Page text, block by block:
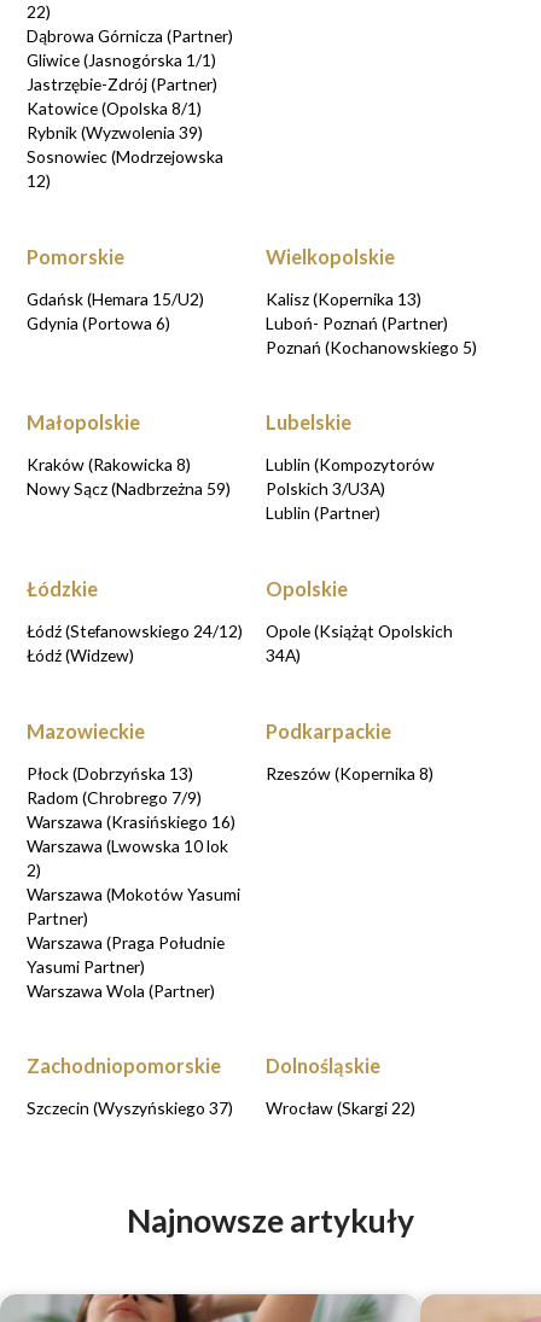
22)
Dąbrowa Górnicza (Partner)
Gliwice (Jasnogórska 1/1)
Jastrzębie-Zdrój (Partner)
Katowice (Opolska 8/1)
Rybnik (Wyzwolenia 39)
Sosnowiec (Modrzejowska
12)
Pomorskie
Gdańsk (Hemara 15/U2)
Gdynia (Portowa 6)
Wielkopolskie
Kalisz (Kopernika 13)
Luboń- Poznań (Partner)
Poznań (Kochanowskiego 5)
Małopolskie
Kraków (Rakowicka 8)
Nowy Sącz (Nadbrzeżna 59)
Lubelskie
Lublin (Kompozytorów
Polskich 3/U3A)
Lublin (Partner)
Łódzkie
Łódź (Stefanowskiego 24/12)
Łódź (Widzew)
Opolskie
Opole (Książąt Opolskich
34A)
Mazowieckie
Płock (Dobrzyńska 13)
Radom (Chrobrego 7/9)
Warszawa (Krasińskiego 16)
Warszawa (Lwowska 10 lok
2)
Warszawa (Mokotów Yasumi
Partner)
Warszawa (Praga Południe
Yasumi Partner)
Warszawa Wola (Partner)
Podkarpackie
Rzeszów (Kopernika 8)
Zachodniopomorskie
Szczecin (Wyszyńskiego 37)
Dolnośląskie
Wrocław (Skargi 22)
Najnowsze artykuły